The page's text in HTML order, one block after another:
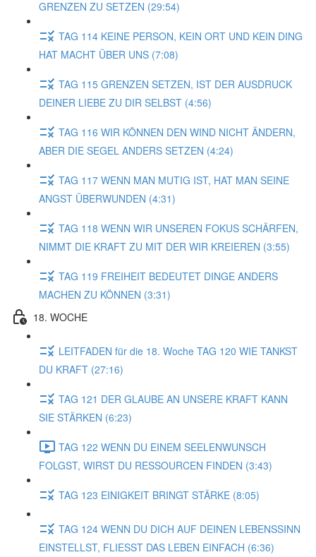
GRENZEN ZU SETZEN (29:54)
TAG 114 KEINE PERSON, KEIN ORT UND KEIN DING
HAT MACHT ÜBER UNS (7:08)
TAG 115 GRENZEN SETZEN, IST DER AUSDRUCK
DEINER LIEBE ZU DIR SELBST (4:56)
TAG 116 WIR KÖNNEN DEN WIND NICHT ÄNDERN,
ABER DIE SEGEL ANDERS SETZEN (4:24)
TAG 117 WENN MAN MUTIG IST, HAT MAN SEINE
ANGST ÜBERWUNDEN (4:31)
TAG 118 WENN WIR UNSEREN FOKUS SCHÄRFEN,
NIMMT DIE KRAFT ZU MIT DER WIR KREIEREN (3:55)
TAG 119 FREIHEIT BEDEUTET DINGE ANDERS
MACHEN ZU KÖNNEN (3:31)
18. WOCHE
LEITFADEN für die 18. Woche TAG 120 WIE TANKST
DU KRAFT (27:16)
TAG 121 DER GLAUBE AN UNSERE KRAFT KANN
SIE STÄRKEN (6:23)
TAG 122 WENN DU EINEM SEELENWUNSCH
FOLGST, WIRST DU RESSOURCEN FINDEN (3:43)
TAG 123 EINIGKEIT BRINGT STÄRKE (8:05)
TAG 124 WENN DU DICH AUF DEINEN LEBENSSINN
EINSTELLST, FLIESST DAS LEBEN EINFACH (6:36)